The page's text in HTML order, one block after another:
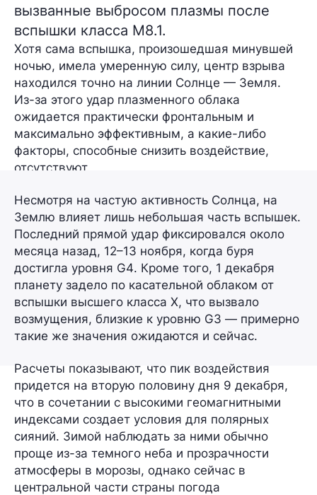
вызванные выбросом плазмы после
вспышки класса M8.1.
Хотя сама вспышка, произошедшая минувшей
ночью, имела умеренную силу, центр взрыва
находился точно на линии Солнце — Земля.
Из-за этого удар плазменного облака
ожидается практически фронтальным и
максимально эффективным, а какие-либо
факторы, способные снизить воздействие,
отсутствуют.
Несмотря на частую активность Солнца, на
Землю влияет лишь небольшая часть вспышек.
Последний прямой удар фиксировался около
месяца назад, 12–13 ноября, когда буря
достигла уровня G4. Кроме того, 1 декабря
планету задело по касательной облаком от
вспышки высшего класса X, что вызвало
возмущения, близкие к уровню G3 — примерно
такие же значения ожидаются и сейчас.
Расчеты показывают, что пик воздействия
придется на вторую половину дня 9 декабря,
что в сочетании с высокими геомагнитными
индексами создает условия для полярных
сияний. Зимой наблюдать за ними обычно
проще из-за темного неба и прозрачности
атмосферы в морозы, однако сейчас в
центральной части страны погода